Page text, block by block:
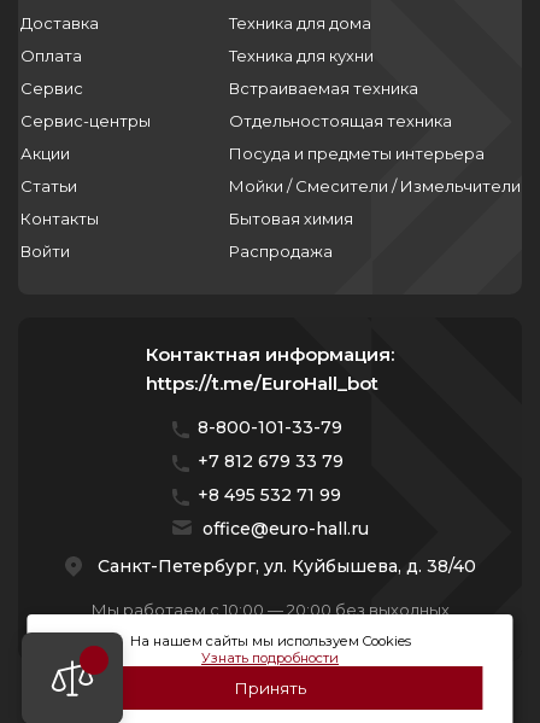
Доставка
Оплата
Сервис
Сервис-центры
Акции
Статьи
Контакты
Войти
Техника для дома
Техника для кухни
Встраиваемая техника
Отдельностоящая техника
Посуда и предметы интерьера
Мойки / Смесители / Измельчители
Бытовая химия
Распродажа
Контактная информация:
https://t.me/EuroHall_bot
8-800-101-33-79
+7 812 679 33 79
+8 495 532 71 99
office@euro-hall.ru
Санкт-Петербург, ул. Куйбышева, д. 38/40
Мы работаем с 10:00 — 20:00 без выходных
© 2026 Премиум Групп. Все права защищены.
На нашем сайты мы используем Cookies
Узнать подробности
Принять